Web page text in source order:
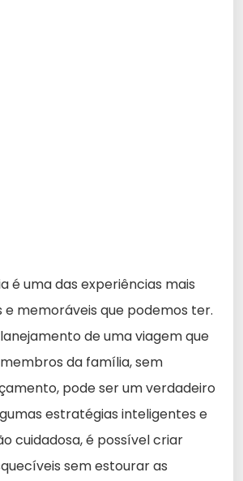
é uma das experiências mais
memoráveis que podemos ter.
de uma viagem que
da família, sem
pode ser um verdadeiro
estratégias inteligentes e
cuidadosa, é possível criar
sem estourar as